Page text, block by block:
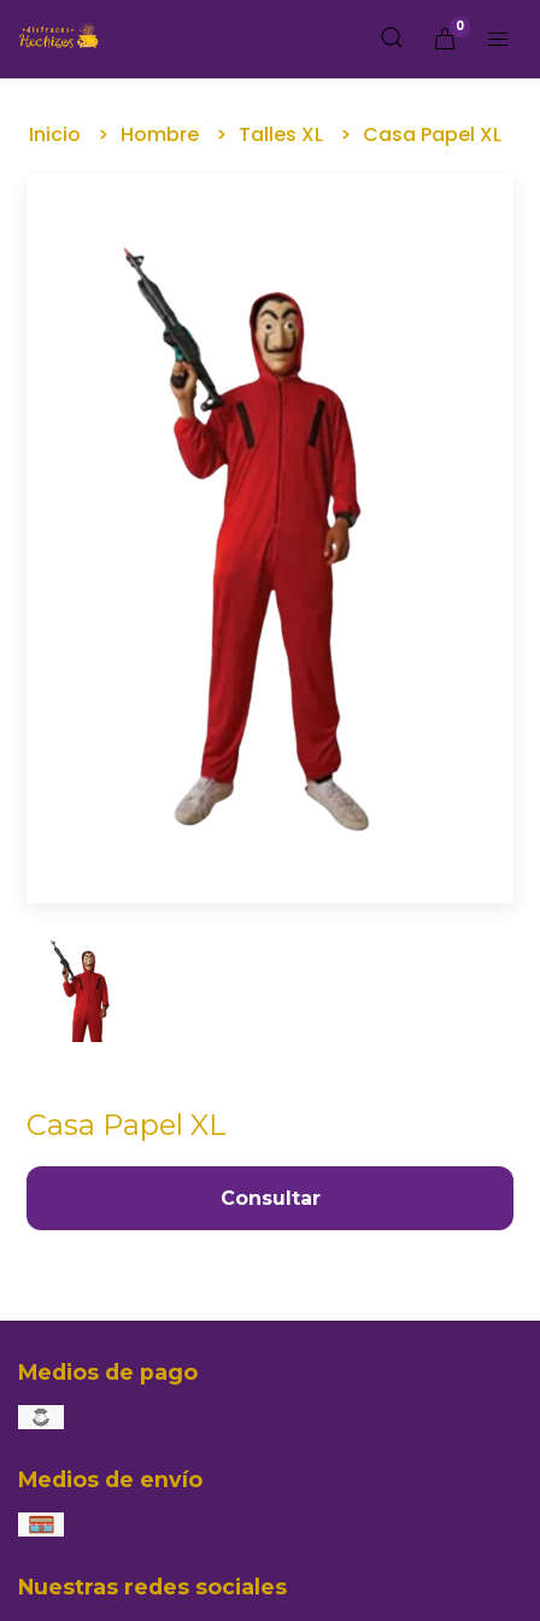
0
Inicio Hombre Talles XL Casa Papel XL
Casa Papel XL
Consultar
Medios de pago
Medios de envío
Nuestras redes sociales